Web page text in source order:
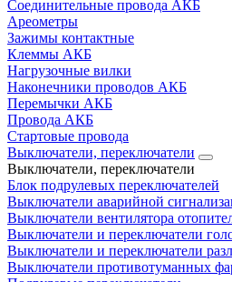
Соединительные провода АКБ
Ареометры
Зажимы контактные
Клеммы АКБ
Нагрузочные вилки
Наконечники проводов АКБ
Перемычки АКБ
Провода АКБ
Стартовые провода
Выключатели, переключатели
Выключатели, переключатели
Блок подрулевых переключателей
Выключатели аварийной
Выключатели вентилятора
Выключатели и переключатели
Выключатели и переключатели
Выключатели противотуманных